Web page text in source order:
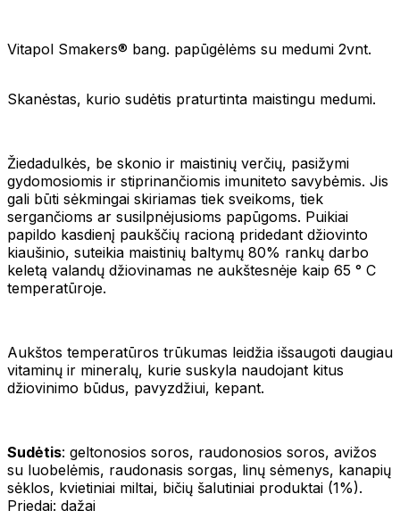
Vitapol Smakers® bang. papūgėlėms su medumi 2vnt.
Skanėstas, kurio sudėtis praturtinta maistingu medumi.
Žiedadulkės, be skonio ir maistinių verčių, pasižymi
gydomosiomis ir stiprinančiomis imuniteto savybėmis. Jis
gali būti sėkmingai skiriamas tiek sveikoms, tiek
sergančioms ar susilpnėjusioms papūgoms. Puikiai
papildo kasdienį paukščių racioną pridedant džiovinto
kiaušinio, suteikia maistinių baltymų 80% rankų darbo
keletą valandų džiovinamas ne aukštesnėje kaip 65 ° C
temperatūroje.
Aukštos temperatūros trūkumas leidžia išsaugoti daugiau
vitaminų ir mineralų, kurie suskyla naudojant kitus
džiovinimo būdus, pavyzdžiui, kepant.
Sudėtis: geltonosios soros, raudonosios soros, avižos
su luobelėmis, raudonasis sorgas, linų sėmenys, kanapių
sėklos, kvietiniai miltai, bičių šalutiniai produktai (1%).
Priedai: dažai